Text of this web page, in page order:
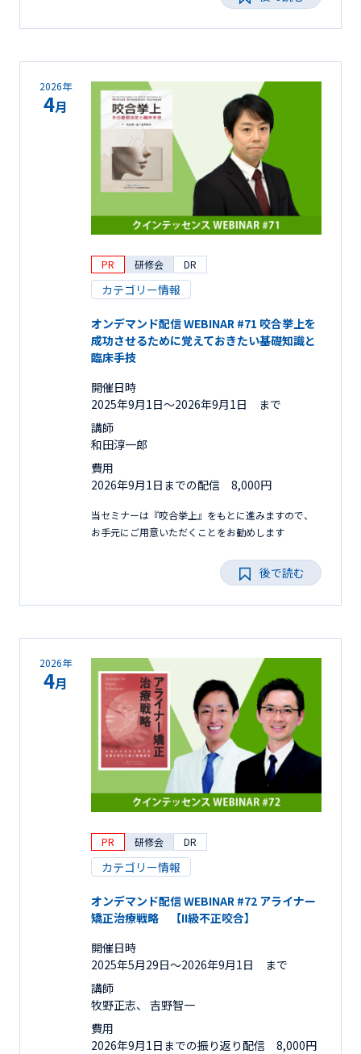
2026年
4月
PR 研修会 DR
カテゴリー情報
オンデマンド配信 WEBINAR #71 咬合挙上を
成功させるために覚えておきたい基礎知識と
臨床手技
開催日時
2025年9月1日〜2026年9月1日 まで
講師
和田淳一郎
費用
2026年9月1日までの配信 8,000円
当セミナーは『咬合挙上』をもとに進みますので、
お手元にご用意いただくことをお勧めします
後で読む
2026年
4月
PR 研修会 DR
カテゴリー情報
オンデマンド配信 WEBINAR #72 アライナー
矯正治療戦略 【II級不正咬合】
開催日時
2025年5月29日〜2026年9月1日 まで
講師
牧野正志、 吉野智一
費用
2026年9月1日までの振り返り配信 8,000円